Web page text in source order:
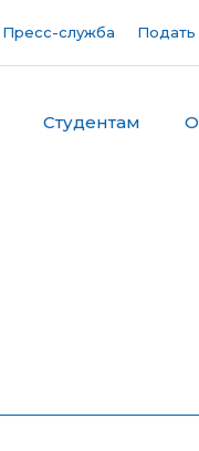
Пресс-служба
Студентам